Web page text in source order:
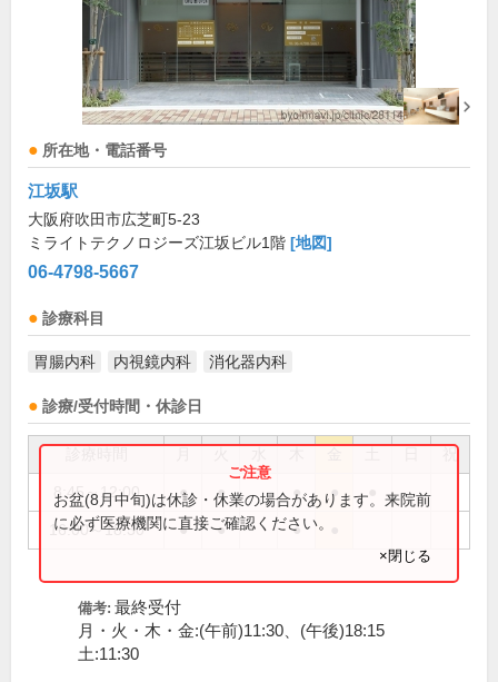
所在地・電話番号
江坂駅
大阪府吹田市広芝町5-23
ミライトテクノロジーズ江坂ビル1階 [地図]
06-4798-5667
診療科目
胃腸内科 内視鏡内科 消化器内科
診療/受付時間・休診日
祝
8:45～12:00 ● ● ● ●
16:00～18:30 ● ● ●
お盆(8月中旬)は休診・休業の場合があります。来院前
に必ず医療機関に直接ご確認ください。
×閉じる
備考: 最終受付
月・火・木・金:(午前)11:30、(午後)18:15
土:11:30